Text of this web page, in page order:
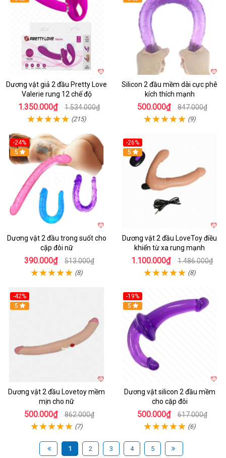
Dương vật giả 2 đầu Pretty Love
Valerie rung 12 chế độ
1.350.000₫ 1.534.000₫
(215)
Silicon 2 đầu mềm dài cực phê
kích thích mạnh
500.000₫ 847.000₫
(9)
-24%
Hot
5
Dương vật 2 đầu trong suốt cho
cặp đôi nữ
390.000₫ 513.000₫
(8)
-26%
Hot
5
Dương vật 2 đầu LoveToy điều
khiển từ xa rung mạnh
1.100.000₫ 1.486.000₫
(8)
-42%
Hot
5
Dương vật 2 đầu Lovetoy mềm
mịn cho nữ
500.000₫ 862.000₫
(7)
-19%
Hot
5
Dương vật silicon 2 đầu mềm
cho cặp đôi
500.000₫ 617.000₫
(6)
1 2 3 4 5